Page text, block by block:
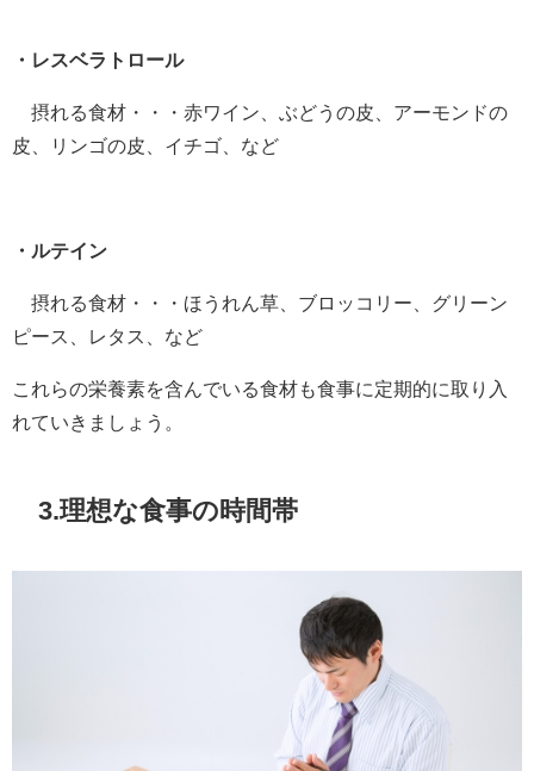
・レスベラトロール
摂れる食材・・・赤ワイン、ぶどうの皮、アーモンドの
皮、リンゴの皮、イチゴ、など
・ルテイン
摂れる食材・・・ほうれん草、ブロッコリー、グリーン
ピース、レタス、など
これらの栄養素を含んでいる食材も食事に定期的に取り入
れていきましょう。
3.理想な食事の時間帯